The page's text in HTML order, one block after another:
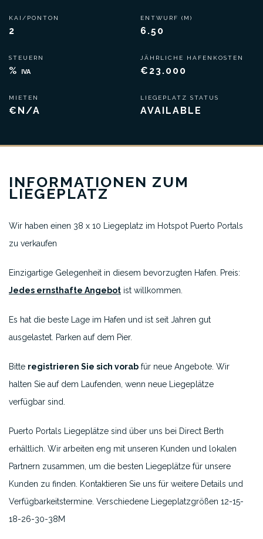
KAI/PONTON
2
STEUERN
% IVA
MIETEN
€N/A
ENTWURF (M)
6.50
JÄHRLICHE HAFENKOSTEN
€23.000
LIEGEPLATZ STATUS
AVAILABLE
INFORMATIONEN ZUM
LIEGEPLATZ
Wir haben einen 38 x 10 Liegeplatz im Hotspot Puerto Portals
zu verkaufen
Einzigartige Gelegenheit in diesem bevorzugten Hafen. Preis:
Jedes ernsthafte Angebot ist willkommen.
Es hat die beste Lage im Hafen und ist seit Jahren gut
ausgelastet. Parken auf dem Pier.
Bitte registrieren Sie sich vorab für neue Angebote. Wir
halten Sie auf dem Laufenden, wenn neue Liegeplätze
verfügbar sind.
Puerto Portals Liegeplätze sind über uns bei Direct Berth
erhältlich. Wir arbeiten eng mit unseren Kunden und lokalen
Partnern zusammen, um die besten Liegeplätze für unsere
Kunden zu finden. Kontaktieren Sie uns für weitere Details und
Verfügbarkeitstermine. Verschiedene Liegeplatzgrößen 12-15-
18-26-30-38M